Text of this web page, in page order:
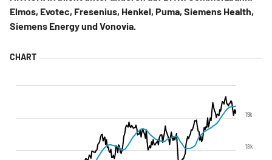
Elmos, Evotec, Fresenius, Henkel, Puma, Siemens Health,
Siemens Energy und Vonovia.
18k
19k